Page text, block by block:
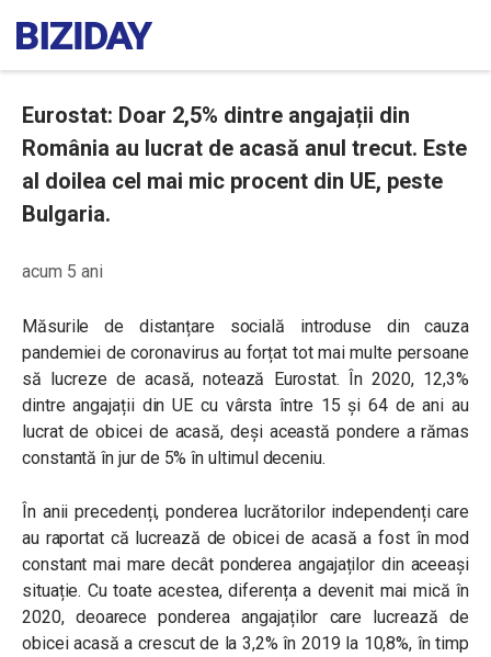
Eurostat: Doar 2,5% dintre angajații din
România au lucrat de acasă anul trecut. Este
al doilea cel mai mic procent din UE, peste
Bulgaria.
acum 5 ani
Măsurile de distanțare socială introduse din cauza
pandemiei de coronavirus au forțat tot mai multe persoane
să lucreze de acasă, notează Eurostat. În 2020, 12,3%
dintre angajații din UE cu vârsta între 15 și 64 de ani au
lucrat de obicei de acasă,deși această pondere a rămas
constantă în jur de 5% în ultimul deceniu.
În anii precedenți, ponderea lucrătorilor independenți care
au raportat că lucrează de obicei de acasă a fost în mod
constant mai mare decât ponderea angajaților din aceeași
situație. Cu toate acestea, diferența a devenit mai mică în
2020, deoarece ponderea angajaților care lucrează de
obicei acasă a crescut de la 3,2% în 2019 la 10,8%, în timp